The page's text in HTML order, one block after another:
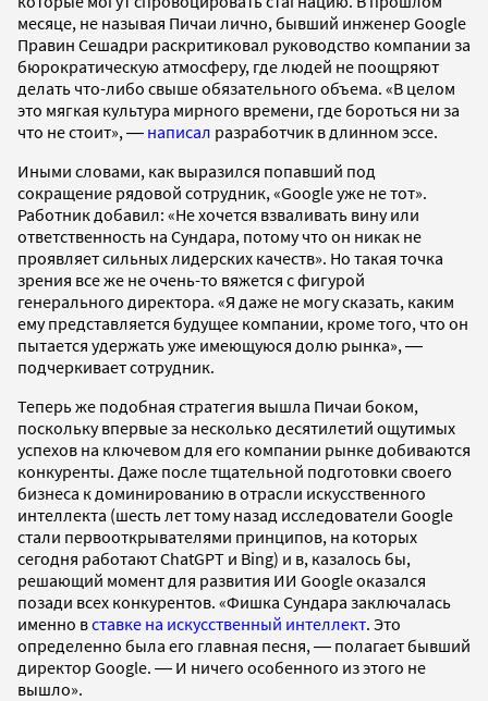
месяце, не называя Пичаи лично, бывший инженер Google
Правин Сешадри раскритиковал руководство компании за
бюрократическую атмосферу, где людей не поощряют
делать что-либо свыше обязательного объема. «В целом
это мягкая культура мирного времени, где бороться ни за
что не стоит», ― написал разработчик в длинном эссе.
Иными словами, как выразился попавший под
сокращение рядовой сотрудник, «Google уже не тот».
Работник добавил: «Не хочется взваливать вину или
ответственность на Сундара, потому что он никак не
проявляет сильных лидерских качеств». Но такая точка
зрения все же не очень-то вяжется с фигурой
генерального директора. «Я даже не могу сказать, каким
ему представляется будущее компании, кроме того, что он
пытается удержать уже имеющуюся долю рынка», ―
подчеркивает сотрудник.
Теперь же подобная стратегия вышла Пичаи боком,
поскольку впервые за несколько десятилетий ощутимых
успехов на ключевом для его компании рынке добиваются
конкуренты. Даже после тщательной подготовки своего
бизнеса к доминированию в отрасли искусственного
интеллекта (шесть лет тому назад исследователи Google
стали первооткрывателями принципов, на которых
сегодня работают ChatGPT и Bing) и в, казалось бы,
решающий момент для развития ИИ Google оказался
позади всех конкурентов. «Фишка Сундара заключалась
именно вставке на искусственный интеллект. Это
определенно была его главная песня, ― полагает бывший
директор Google. ― И ничего особенного из этого не
вышло».